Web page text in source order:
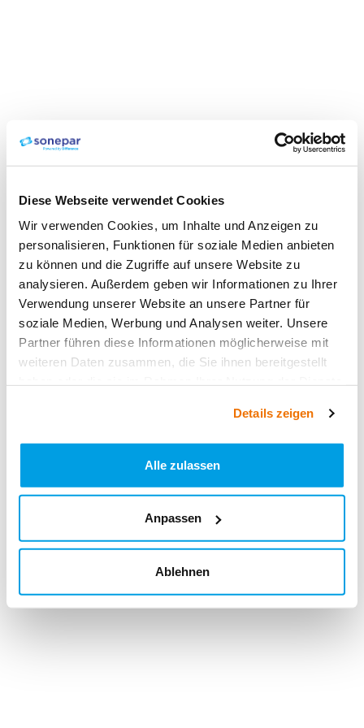
Diese Webseite verwendet Cookies
Wir verwenden Cookies, um Inhalte und Anzeigen zu
personalisieren, Funktionen für soziale Medien anbieten
zu können und die Zugriffe auf unsere Website zu
analysieren. Außerdem geben wir Informationen zu Ihrer
Verwendung unserer Website an unsere Partner für
soziale Medien, Werbung und Analysen weiter. Unsere
Partner führen diese Informationen möglicherweise mit
weiteren Daten zusammen, die Sie ihnen bereitgestellt
Details zeigen
Alle zulassen
Anpassen
Ablehnen